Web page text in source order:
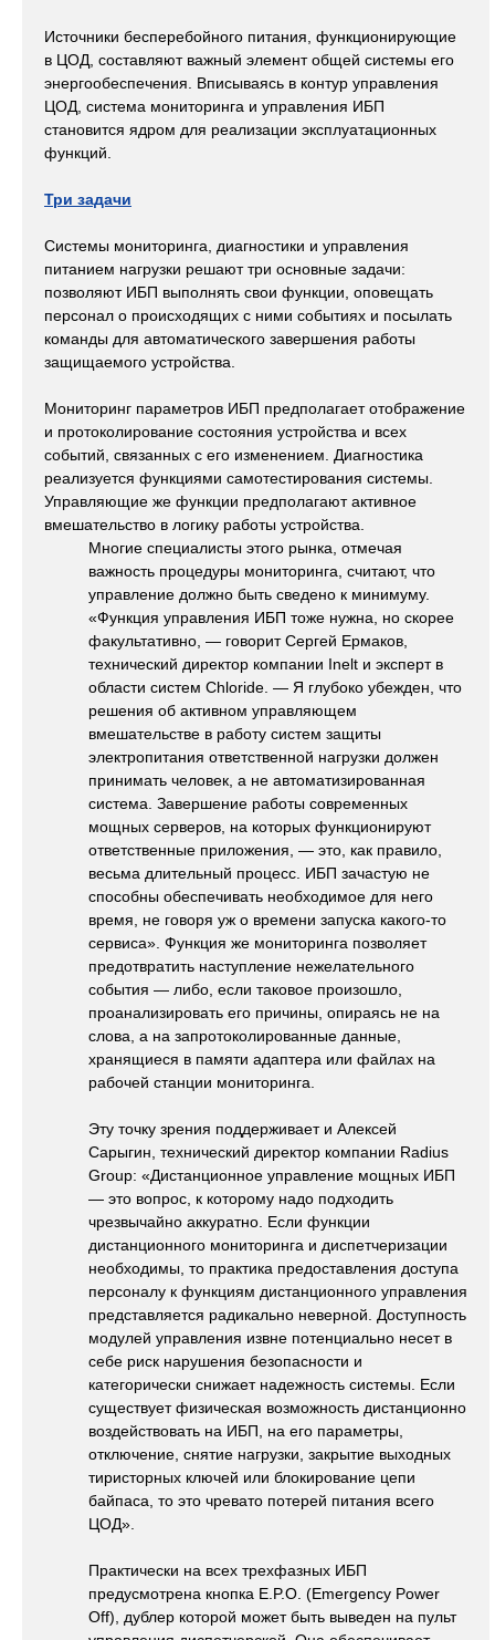
Источники бесперебойного питания, функционирующие
в ЦОД, составляют важный элемент общей системы его
энергообеспечения. Вписываясь в контур управления
ЦОД, система мониторинга и управления ИБП
становится ядром для реализации эксплуатационных
функций.
Три задачи
Системы мониторинга, диагностики и управления
питанием нагрузки решают три основные задачи:
позволяют ИБП выполнять свои функции, оповещать
персонал о происходящих с ними событиях и посылать
команды для автоматического завершения работы
защищаемого устройства.
Мониторинг параметров ИБП предполагает отображение
и протоколирование состояния устройства и всех
событий, связанных с его изменением. Диагностика
реализуется функциями самотестирования системы.
Управляющие же функции предполагают активное
вмешательство в логику работы устройства.
Многие специалисты этого рынка, отмечая
важность процедуры мониторинга, считают, что
управление должно быть сведено к минимуму.
«Функция управления ИБП тоже нужна, но скорее
факультативно, — говорит Сергей Ермаков,
технический директор компании Inelt и эксперт в
области систем Chloride. — Я глубоко убежден, что
решения об активном управляющем
вмешательстве в работу систем защиты
электропитания ответственной нагрузки должен
принимать человек, а не автоматизированная
система. Завершение работы современных
мощных серверов, на которых функционируют
ответственные приложения, — это, как правило,
весьма длительный процесс. ИБП зачастую не
способны обеспечивать необходимое для него
время, не говоря уж о времени запуска какого-то
сервиса». Функция же мониторинга позволяет
предотвратить наступление нежелательного
события — либо, если таковое произошло,
проанализировать его причины, опираясь не на
слова, а на запротоколированные данные,
хранящиеся в памяти адаптера или файлах на
рабочей станции мониторинга.
Эту точку зрения поддерживает и Алексей
Сарыгин, технический директор компании Radius
Group: «Дистанционное управление мощных ИБП
— это вопрос, к которому надо подходить
чрезвычайно аккуратно. Если функции
дистанционного мониторинга и диспетчеризации
необходимы, то практика предоставления доступа
персоналу к функциям дистанционного управления
представляется радикально неверной. Доступность
модулей управления извне потенциально несет в
себе риск нарушения безопасности и
категорически снижает надежность системы. Если
существует физическая возможность дистанционно
воздействовать на ИБП, на его параметры,
отключение, снятие нагрузки, закрытие выходных
тиристорных ключей или блокирование цепи
байпаса, то это чревато потерей питания всего
ЦОД».
Практически на всех трехфазных ИБП
предусмотрена кнопка E.P.O. (Emergency Power
Off), дублер которой может быть выведен на пульт